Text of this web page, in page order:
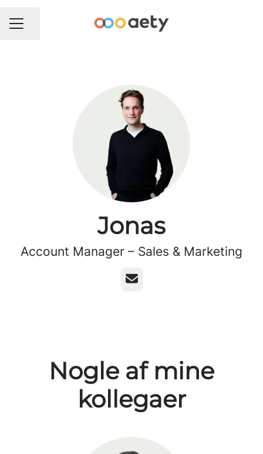
KARRIEREMENU
Del side
Jonas
Account Manager – Sales & Marketing
E-mail
Nogle af mine
kollegaer